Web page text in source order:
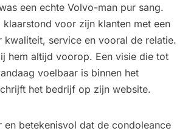
een echte Volvo-man pur sang.
klaarstond voor zijn klanten met een
kwaliteit, service en vooral de relatie.
hem altijd voorop. Een visie die tot
voelbaar is binnen het
het bedrijf op zijn website.
en betekenisvol dat de condoleance